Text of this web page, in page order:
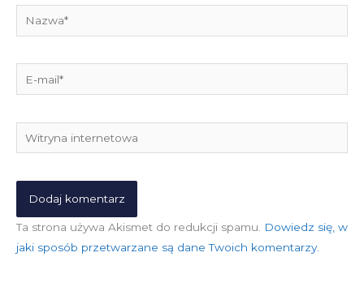
mail*
Witryna
internetowa
Ta strona używa Akismet do redukcji spamu. Dowiedz się, w
jaki sposób przetwarzane są dane Twoich komentarzy.